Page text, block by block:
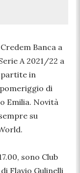
Credem Banca a
A 2021/22 a
in
di
Emilia. Novità
su
sono Club
Flavio Gulinelli